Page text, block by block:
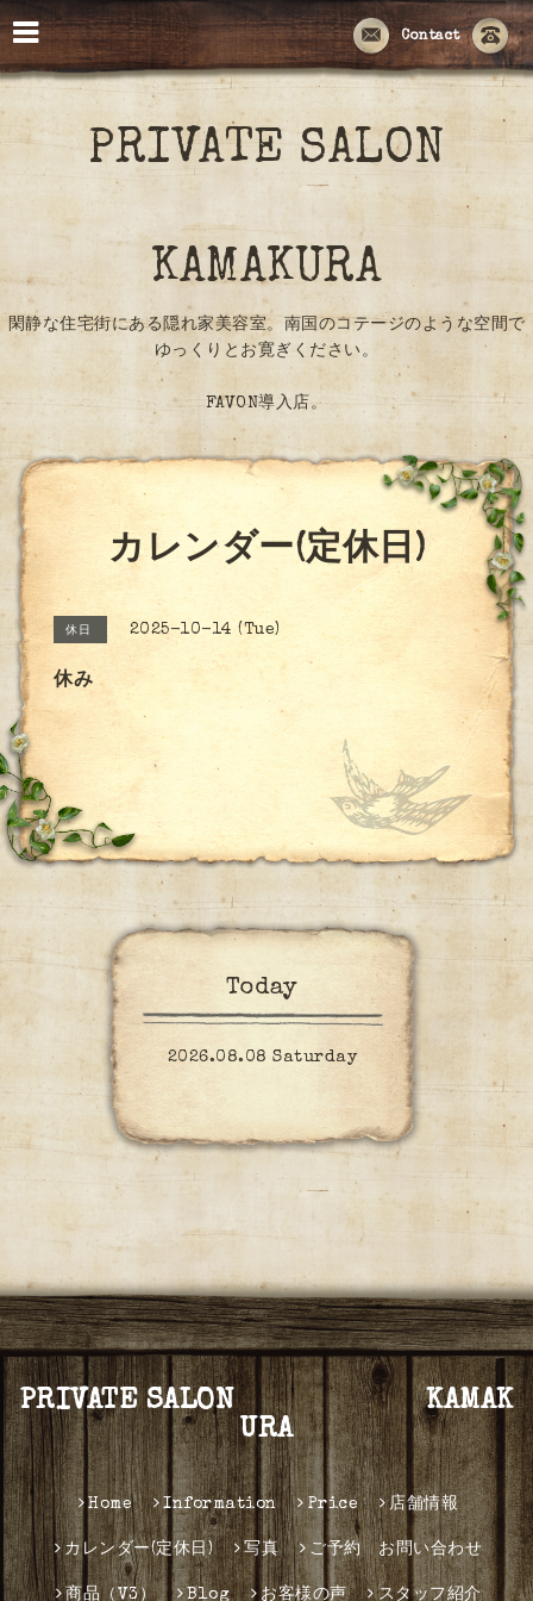
Contact
PRIVATE SALON
KAMAKURA
閑静な住宅街にある隠れ家美容室。南国のコテージのような空間で
ゆっくりとお寛ぎください。
FAVON導入店。
カレンダー(定休日)
休日 2025-10-14 (Tue)
休み
Today
2026.08.08 Saturday
PRIVATE SALON KAMAK
URA
Home Information Price 店舗情報
カレンダー(定休日) 写真 ご予約 お問い合わせ
商品（V3） Blog お客様の声 スタッフ紹介